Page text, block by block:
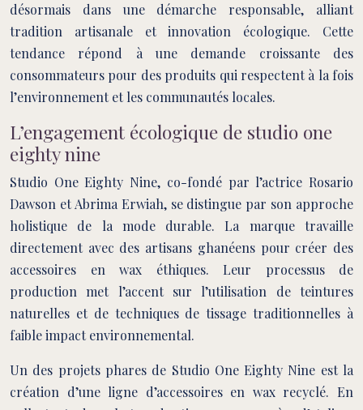
désormais dans une démarche responsable, alliant
tradition artisanale et innovation écologique. Cette
tendance répond à une demande croissante des
consommateurs pour des produits qui respectent à la fois
l’environnement et les communautés locales.
L’engagement écologique de studio one
eighty nine
Studio One Eighty Nine, co-fondé par l’actrice Rosario
Dawson et Abrima Erwiah, se distingue par son approche
holistique de la mode durable. La marque travaille
directement avec des artisans ghanéens pour créer des
accessoires en wax éthiques. Leur processus de
production met l’accent sur l’utilisation de teintures
naturelles et de techniques de tissage traditionnelles à
faible impact environnemental.
Un des projets phares de Studio One Eighty Nine est la
création d’une ligne d’accessoires en wax recyclé. En